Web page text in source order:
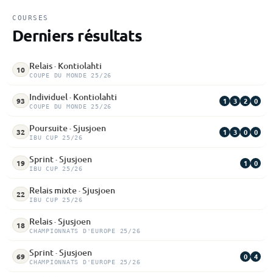
COURSES
Derniers résultats
10 Relais · Kontiolahti
COUPE DU MONDE 25/26
93 Individuel · Kontiolahti
COUPE DU MONDE 25/26
1 3 2 0
32 Poursuite · Sjusjoen
IBU CUP 25/26
1 3 0 0
19 Sprint · Sjusjoen
IBU CUP 25/26
1 0
22 Relais mixte · Sjusjoen
IBU CUP 25/26
18 Relais · Sjusjoen
CHAMPIONNATS D'EUROPE 25/26
69 Sprint · Sjusjoen
CHAMPIONNATS D'EUROPE 25/26
0 4